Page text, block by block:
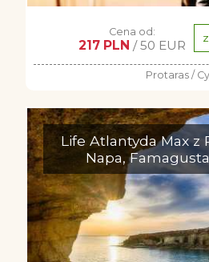
Cena od:
217 PLN / 50 EUR
Protaras /
Life Atlantyda Max z
Napa,